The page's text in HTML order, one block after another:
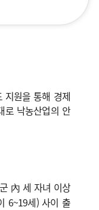
지원을 통해 경제
로 낙농산업의 안
內 세 자녀 이상
6~19세) 사이 출